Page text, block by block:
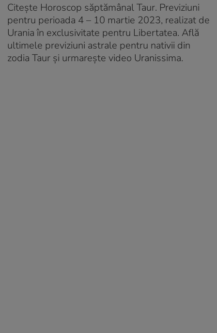
Citește Horoscop săptămânal Taur. Previziuni
pentru perioada 4 – 10 martie 2023, realizat de
Urania în exclusivitate pentru Libertatea. Află
ultimele previziuni astrale pentru nativii din
zodia Taur și urmarește video Uranissima.